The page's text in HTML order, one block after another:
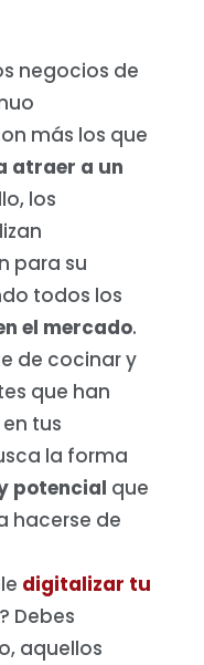
negocios de
más los que
atraer a un
los
para su
todos los
el mercado.
de cocinar y
que han
tus
la forma
potencial que
hacerse de
digitalizar tu
Debes
aquellos